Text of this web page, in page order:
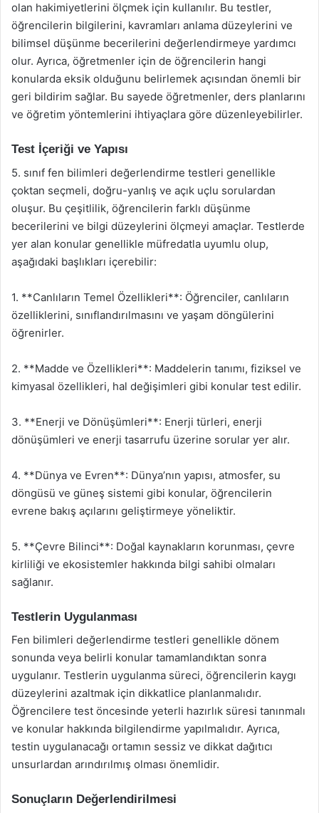
olan hakimiyetlerini ölçmek için kullanılır. Bu testler,
öğrencilerin bilgilerini, kavramları anlama düzeylerini ve
bilimsel düşünme becerilerini değerlendirmeye yardımcı
olur. Ayrıca, öğretmenler için de öğrencilerin hangi
konularda eksik olduğunu belirlemek açısından önemli bir
geri bildirim sağlar. Bu sayede öğretmenler, ders planlarını
ve öğretim yöntemlerini ihtiyaçlara göre düzenleyebilirler.
Test İçeriği ve Yapısı
5. sınıf fen bilimleri değerlendirme testleri genellikle
çoktan seçmeli, doğru-yanlış ve açık uçlu sorulardan
oluşur. Bu çeşitlilik, öğrencilerin farklı düşünme
becerilerini ve bilgi düzeylerini ölçmeyi amaçlar. Testlerde
yer alan konular genellikle müfredatla uyumlu olup,
aşağıdaki başlıkları içerebilir:
1. **Canlıların Temel Özellikleri**: Öğrenciler, canlıların
özelliklerini, sınıflandırılmasını ve yaşam döngülerini
öğrenirler.
2. **Madde ve Özellikleri**: Maddelerin tanımı, fiziksel ve
kimyasal özellikleri, hal değişimleri gibi konular test edilir.
3. **Enerji ve Dönüşümleri**: Enerji türleri, enerji
dönüşümleri ve enerji tasarrufu üzerine sorular yer alır.
4. **Dünya ve Evren**: Dünya’nın yapısı, atmosfer, su
döngüsü ve güneş sistemi gibi konular, öğrencilerin
evrene bakış açılarını geliştirmeye yöneliktir.
5. **Çevre Bilinci**: Doğal kaynakların korunması, çevre
kirliliği ve ekosistemler hakkında bilgi sahibi olmaları
sağlanır.
Testlerin Uygulanması
Fen bilimleri değerlendirme testleri genellikle dönem
sonunda veya belirli konular tamamlandıktan sonra
uygulanır. Testlerin uygulanma süreci, öğrencilerin kaygı
düzeylerini azaltmak için dikkatlice planlanmalıdır.
Öğrencilere test öncesinde yeterli hazırlık süresi tanınmalı
ve konular hakkında bilgilendirme yapılmalıdır. Ayrıca,
testin uygulanacağı ortamın sessiz ve dikkat dağıtıcı
unsurlardan arındırılmış olması önemlidir.
Sonuçların Değerlendirilmesi